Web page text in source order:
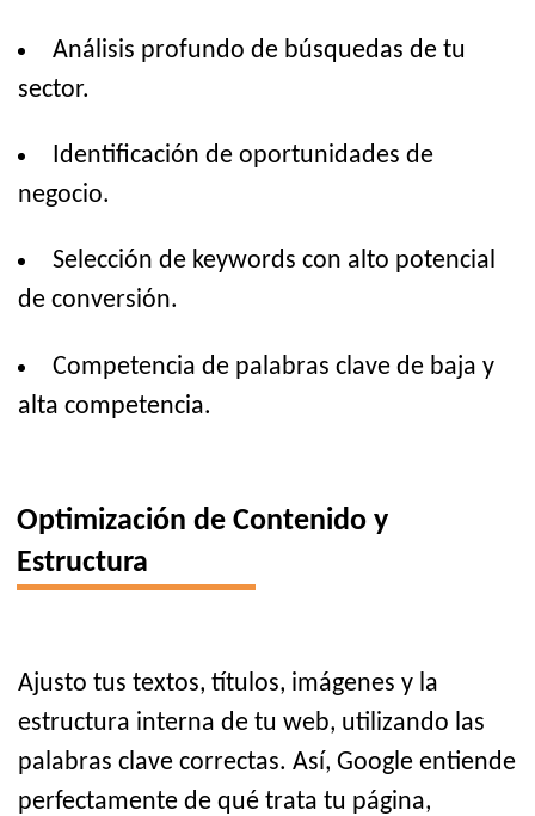
Análisis profundo de búsquedas de tu
sector.
Identificación de oportunidades de
negocio.
Selección de keywords con alto potencial
de conversión.
Competencia de palabras clave de baja y
alta competencia.
Optimización de Contenido y
Estructura
Ajusto tus textos, títulos, imágenes y la
estructura interna de tu web, utilizando las
palabras clave correctas. Así, Google entiende
perfectamente de qué trata tu página,